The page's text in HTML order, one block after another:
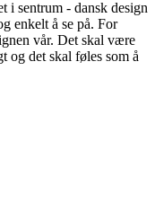
i sentrum - dansk design
enkelt å se på. For
vår. Det skal være
og det skal føles som å